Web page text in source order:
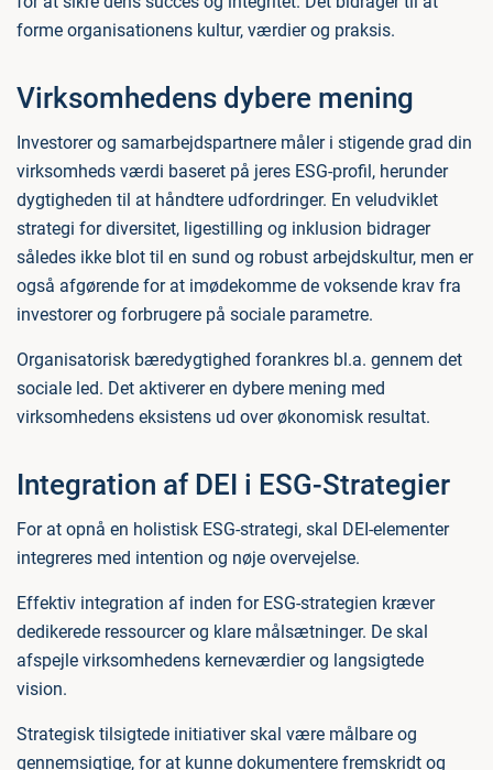
forme organisationens kultur, værdier og praksis.
Virksomhedens dybere mening
Investorer og samarbejdspartnere måler i stigende grad din
virksomheds værdi baseret på jeres ESG-profil, herunder
dygtigheden til at håndtere udfordringer. En veludviklet
strategi for diversitet, ligestilling og inklusion bidrager
således ikke blot til en sund og robust arbejdskultur, men er
også afgørende for at imødekomme de voksende krav fra
investorer og forbrugere på sociale parametre.
Organisatorisk bæredygtighed forankres bl.a. gennem det
sociale led. Det aktiverer en dybere mening med
virksomhedens eksistens ud over økonomisk resultat.
Integration af DEI i ESG-Strategier
For at opnå en holistisk ESG-strategi, skal DEI-elementer
integreres med intention og nøje overvejelse.
Effektiv integration af inden for ESG-strategien kræver
dedikerede ressourcer og klare målsætninger. De skal
afspejle virksomhedens kerneværdier og langsigtede
vision.
Strategisk tilsigtede initiativer skal være målbare og
gennemsigtige, for at kunne dokumentere fremskridt og